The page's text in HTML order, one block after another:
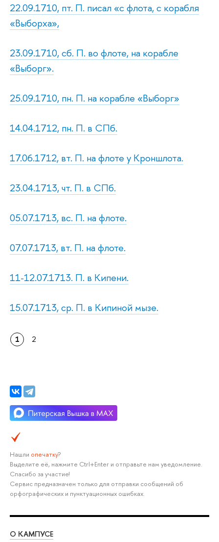
22.09.1710, пт. П. писал «с флота, с корабля
«Выборха»,
23.09.1710, сб. П. во флоте, на корабле
«Выборг».
25.09.1710, пн. П. на корабле «Выборг»
14.04.1712, пн. П. в СПб.
17.06.1712, вт. П. на флоте у Кроншлота.
23.04.1713, чт. П. в СПб.
05.07.1713, вс. П. на флоте.
07.07.1713, вт. П. на флоте.
11-12.07.1713. П. в Кипени.
15.07.1713, ср. П. в Кипиной мызе.
1 2
Нашли опечатку?
Выделите её, нажмите Ctrl+Enter и отправьте нам уведомление.
Спасибо за участие!
Сервис предназначен только для отправки сообщений об
орфографических и пунктуационных ошибках.
О КАМПУСЕ